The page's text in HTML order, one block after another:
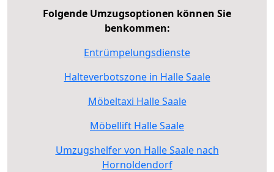
Folgende Umzugsoptionen können Sie
benkommen:
Entrümpelungsdienste
Halteverbotszone in Halle Saale
Möbeltaxi Halle Saale
Möbellift Halle Saale
Umzugshelfer von Halle Saale nach
Hornoldendorf